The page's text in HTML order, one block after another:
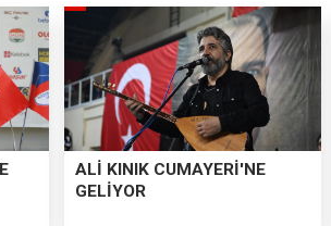
ALİ KINIK CUMAYERİ'NE
GELİYOR